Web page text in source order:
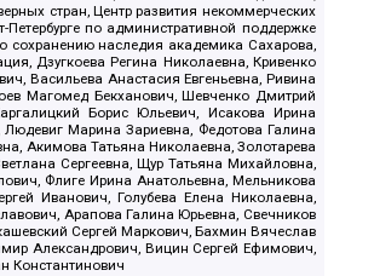
стран, Центр развития некоммерческих
по административной поддержке
сохранению наследия академика Сахарова,
Дзугкоева Регина Николаевна, Кривенко
Васильева Анастасия Евгеньевна, Ривина
Магомед Бекханович, Шевченко Дмитрий
Борис Юльевич, Исакова Ирина
Марина Зариевна, Федотова Галина
Акимова Татьяна Николаевна, Золотарева
Сергеевна, Щур Татьяна Михайловна,
Флиге Ирина Анатольевна, Мельникова
Иванович, Голубева Елена Николаевна,
Арапова Галина Юрьевна, Свечников
Сергей Маркович, Бахмин Вячеслав
Александрович, Вицин Сергей Ефимович,
Константинович